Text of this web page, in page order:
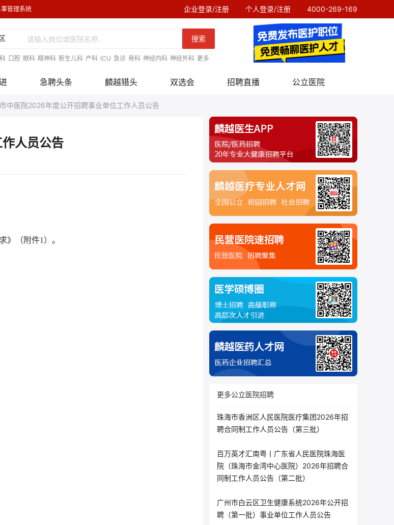
管理系统 企业登录/注册 个人登录/注册 4000-269-169
搜索
口腔 眼科 精神科 新生儿科 产科 ICU 急诊 骨科 神经内科 神经外科 更多
急聘头条 麟越猎头 双选会 招聘直播 公立医院
中医院2026年度公开招聘事业单位工作人员公告
人员公告
》（附件1）。
更多公立医院招聘
珠海市香洲区人民医院医疗集团2026年招
聘合同制工作人员公告（第三批）
百万英才汇南粤丨广东省人民医院珠海医
院（珠海市金湾中心医院）2026年招聘合
同制工作人员公告（第二批）
广州市白云区卫生健康系统2026年公开招
聘（第一批）事业单位工作人员公告